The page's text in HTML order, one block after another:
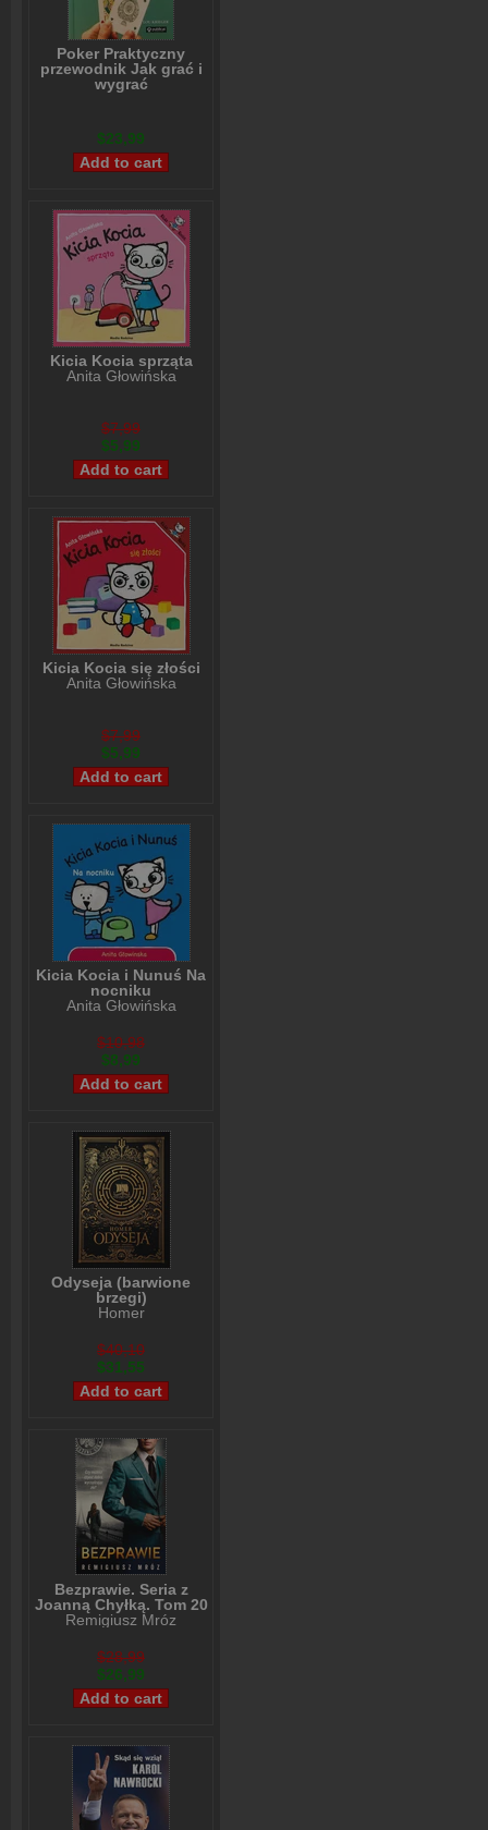
Poker Praktyczny
przewodnik Jak grać i
wygrać
$23,99
Kicia Kocia sprząta
Anita Głowińska
$7,99
$5,99
Kicia Kocia się złości
Anita Głowińska
$7,99
$5,99
Kicia Kocia i Nunuś Na
nocniku
Anita Głowińska
$10,98
$8,99
Odyseja (barwione
brzegi)
Homer
$40,10
$31,55
Bezprawie. Seria z
Joanną Chyłką. Tom 20
Remigiusz Mróz
$28,99
$26,99